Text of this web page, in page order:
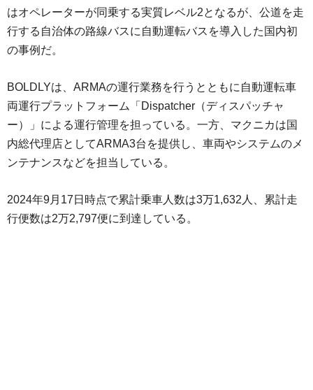
はオペレーターが同乗する実質レベル2となるが、公道を走
行する自治体の路線バスに自動運転バスを導入した国内初
の事例だ。
BOLDLYは、ARMAの運行業務を行うとともに自動運転車
両運行プラットフォーム「Dispatcher（ディスパッチャ
ー）」による運行管理を担っている。一方、マクニカは国
内総代理店としてARMA3台を提供し、車両やシステムのメ
ンテナンスなどを担当している。
2024年9月17日時点で累計乗車人数は3万1,632人、累計走
行便数は2万2,797便に到達している。